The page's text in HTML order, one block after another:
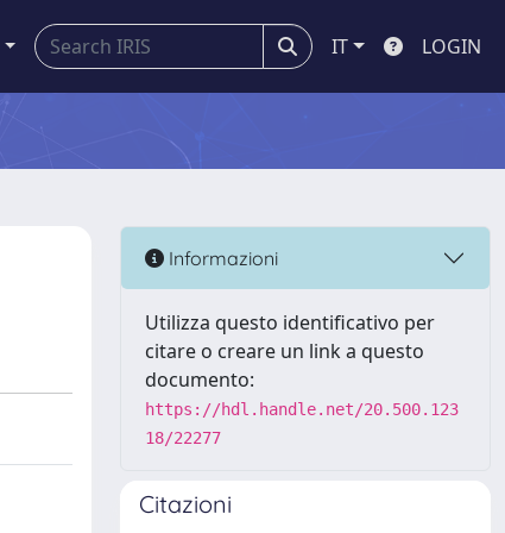
IT LOGIN
Informazioni
Utilizza questo identificativo per
citare o creare un link a questo
documento:
https://hdl.handle.net/20.500.123
18/22277
Citazioni